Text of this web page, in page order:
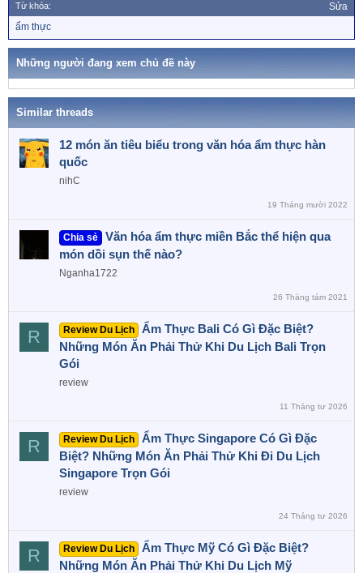
Từ khóa: Sửa
ừ
k
ẩm thực
Những người đang xem chủ đề này
Similar threads
12 món ăn tiêu biểu trong văn hóa ẩm thực hàn
quốc
nihC
19 Tháng mười 2022
Chia sẻ
Văn hóa ẩm thực miền Bắc thể hiện qua
món dồi sụn thế nào?
Nganha1722
26 Tháng tám 2021
R Review Du Lịch
Ẩm Thực Bali Có Gì Đặc Biệt?
Những Món Ăn Phải Thử Khi Du Lịch Bali Trọn
Gói
review
11 Tháng tư 2026
R Review Du Lịch
Ẩm Thực Singapore Có Gì Đặc
Biệt? Những Món Ăn Phải Thử Khi Đi Du Lịch
Singapore Trọn Gói
review
24 Tháng tư 2026
R Review Du Lịch
Ẩm Thực Mỹ Có Gì Đặc Biệt?
Những Món Ăn Phải Thử Khi Du Lịch Mỹ